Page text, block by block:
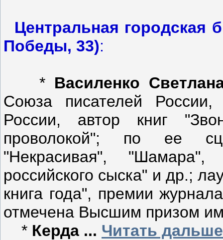
Центральная городская
Победы, 33):
* Василенко
Союза писателей
России, автор книг
проволокой"; по ее
"Некрасивая",
российского сыска" и др.;
книга года", премии
отмечена Высшим призом
* Керда ... Читать